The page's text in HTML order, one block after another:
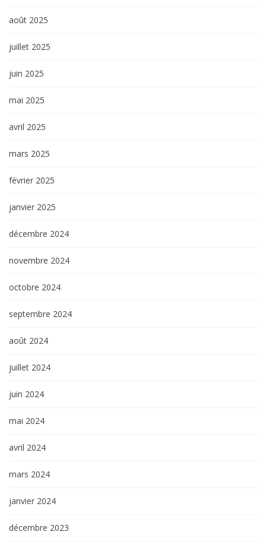
août 2025
juillet 2025
juin 2025
mai 2025
avril 2025
mars 2025
février 2025
janvier 2025
décembre 2024
novembre 2024
octobre 2024
septembre 2024
août 2024
juillet 2024
juin 2024
mai 2024
avril 2024
mars 2024
janvier 2024
décembre 2023